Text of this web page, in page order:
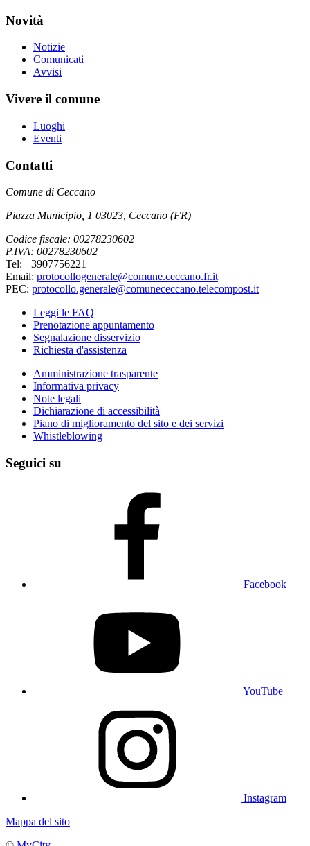
Novità
Notizie
Comunicati
Avvisi
Vivere il comune
Luoghi
Eventi
Contatti
Comune di Ceccano
Piazza Municipio, 1 03023, Ceccano (FR)
Codice fiscale: 00278230602
P.IVA: 00278230602
Tel: +3907756221
Email: protocollogenerale@comune.ceccano.fr.it
PEC: protocollo.generale@comunececcano.telecompost.it
Leggi le FAQ
Prenotazione appuntamento
Segnalazione disservizio
Richiesta d'assistenza
Amministrazione trasparente
Informativa privacy
Note legali
Dichiarazione di accessibilità
Piano di miglioramento del sito e dei servizi
Whistleblowing
Seguici su
Facebook
YouTube
Instagram
Mappa del sito